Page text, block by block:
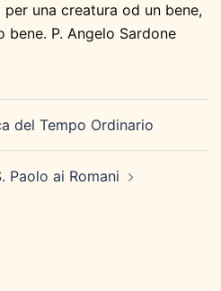
una creatura od un bene,
P. Angelo Sardone
del Tempo Ordinario
Paolo ai Romani